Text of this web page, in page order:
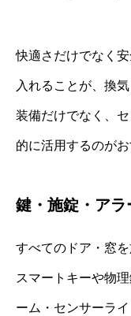
快適さだけでなく
入れることが、換
装備だけでなく、
的に活用するのがお
鍵・施錠・アラ
すべてのドア・窓
スマートキーや物
ーム・センサーラ